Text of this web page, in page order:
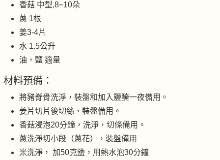
香菇 中型,8~10朵
蔥 1根
姜3-4片
水 1.5公升
油，鹽 適量
材料預備：
將豬脊骨洗淨，裝盤和加入鹽醃一夜備用。
姜片切片後切絲，裝盤備用。
香菇浸泡20分鐘，洗淨，切條備用。
蔥洗淨切小段（蔥花），裝盤備用
米洗淨， 加50克鹽，用熱水泡30分鐘